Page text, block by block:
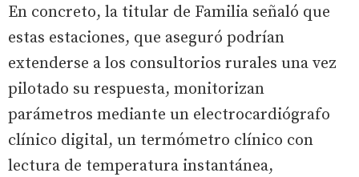
En concreto, la titular de Familia señaló que
estas estaciones, que aseguró podrían
extenderse a los consultorios rurales una vez
pilotado su respuesta, monitorizan
parámetros mediante un electrocardiógrafo
clínico digital, un termómetro clínico con
lectura de temperatura instantánea,